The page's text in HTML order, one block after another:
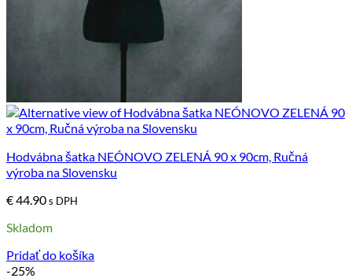
Hodvábna šatka NEÓNOVO ZELENÁ 90 x 90cm, Ručná
výroba na Slovensku
€44.90s DPH
Skladom
Pridať do košíka
-25%